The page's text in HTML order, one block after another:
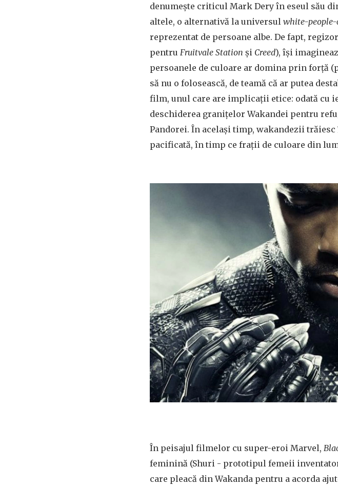
denumește criticul Mark Dery în eseul său
altele, o alternativă la universul white-
reprezentat de persoane albe. De fapt,
pentru Fruitvale Station și Creed), își
persoanele de culoare ar domina prin forță
să nu o folosească, de teamă că ar putea
film, unul care are implicații etice: odată cu
deschiderea granițelor Wakandei pentru
Pandorei. În același timp, wakandezii
pacificată, în timp ce frații de culoare din
În peisajul filmelor cu super-eroi Marvel,
feminină (Shuri - prototipul femeii
care pleacă din Wakanda pentru a acorda